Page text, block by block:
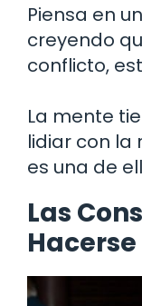
Piensa en
creyendo
conflicto,
La mente
lidiar con la
es una de
Las
Hacerse